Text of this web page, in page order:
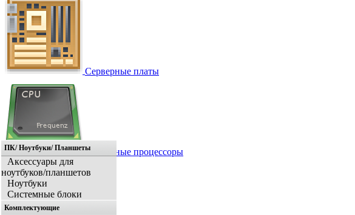
Серверные платы
Серверные процессоры
ПК/ Ноутбуки/ Планшеты
Аксессуары для
ноутбуков/планшетов
Ноутбуки
Системные блоки
Комплектующие